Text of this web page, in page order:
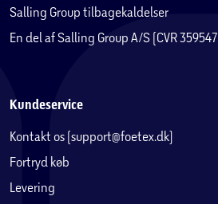
Salling Group tilbagekaldelser
En del af Salling Group A/S (CVR
Kundeservice
Kontakt os (support@foetex.dk)
Fortryd køb
Levering